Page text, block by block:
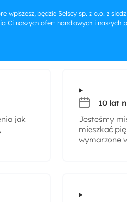
wpiszesz, będzie Selsey sp. z o.o. z
Ci naszych ofert handlowych i naszych
jak
10 lat
Jesteśmy
mieszkać
wymarzone